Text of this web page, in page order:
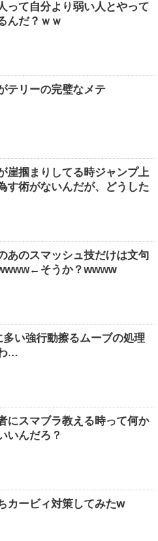
って自分より弱い人とやって
んだ？ｗｗ
テリーの完璧なメテ
崖掴まりしてる時ジャンプ上
す術がないんだが、どうした
あのスマッシュ技だけは文句
そうか？wwww
多い強行動擦るムーブの処理
…
にスマブラ教える時って何か
いんだろ？
カービィ対策してみたw